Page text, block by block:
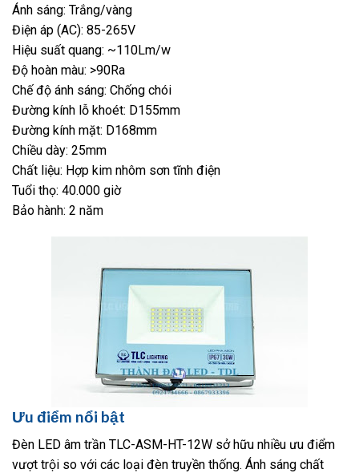
Ánh sáng: Trắng/vàng
Điện áp (AC): 85-265V
Hiệu suất quang: ~110Lm/w
Độ hoàn màu: >90Ra
Chế độ ánh sáng: Chống chói
Đường kính lỗ khoét: D155mm
Đường kính mặt: D168mm
Chiều dày: 25mm
Chất liệu: Hợp kim nhôm sơn tĩnh điện
Tuổi thọ: 40.000 giờ
Bảo hành: 2 năm
Ưu điểm nổi bật
Đèn LED âm trần TLC-ASM-HT-12W sở hữu nhiều ưu điểm
vượt trội so với các loại đèn truyền thống. Ánh sáng chất